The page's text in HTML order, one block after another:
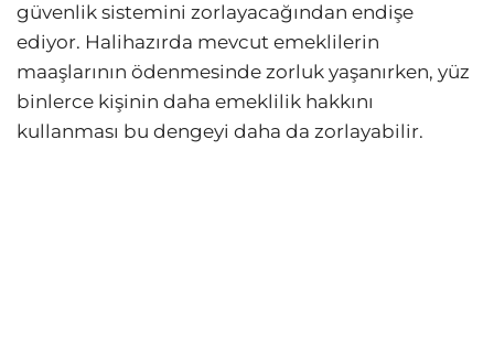
güvenlik sistemini zorlayacağından endişe
ediyor. Halihazırda mevcut emeklilerin
maaşlarının ödenmesinde zorluk yaşanırken, yüz
binlerce kişinin daha emeklilik hakkını
kullanması bu dengeyi daha da zorlayabilir.